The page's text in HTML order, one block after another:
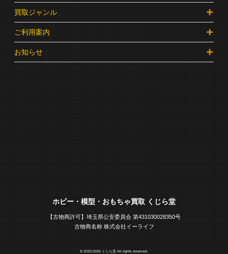
買取ジャンル
ご利用案内
お知らせ
ホビー・模型・おもちゃ買取 くじら堂
【古物商許可】埼玉県公安委員会 第431030028350号
古物商名称 株式会社イーライフ
© 2020-2026 くじら堂 All rights reserved.